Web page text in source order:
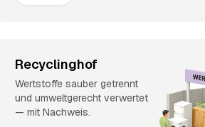
Recyclinghof
Wertstoffe sauber getrennt
und umweltgerecht verwertet
— mit Nachweis.